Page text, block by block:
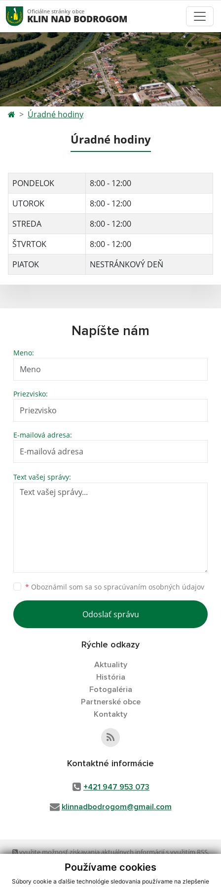
Používame cookies
Súbory cookie a ďalšie technológie sledovania používame na zlepšenie
Oficiálne stránky obce
KLIN NAD BODROGOM
Úradné hodiny
Úradné hodiny
PONDELOK
8:00 - 12:00
UTOROK
8:00 - 12:00
STREDA
8:00 - 12:00
ŠTVRTOK
8:00 - 12:00
PIATOK
NESTRÁNKOVÝ DEŇ
Napíšte nám
Meno:
Priezvisko:
E-mailová adresa:
Text vašej správy:
* Oboznámil som sa so spracúvaním osobných údajov
Odoslať správu
Rýchle odkazy
Aktuality
História
Fotogaléria
Partnerské obce
Kontakty
Kontaktné informácie
+421 947 953 073
klinnadbodrogom@gmail.com
využite možnosť získavania aktuálnych informácií s využitím RSS,
CMS systém (redakčný) systém ECHELON 2, Mapa stránok
webex.digital, s.r.o.,domény,registrácia domény
spoločnosť webex.digital, s.r.o.,technický prevádzkovateľ